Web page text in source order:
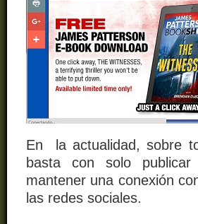
En la actualidad, sobre
basta con solo
mantener una conexión
las redes sociales.